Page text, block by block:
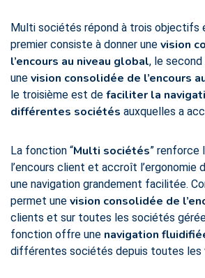
Multi sociétés répond à trois objectifs
premier consiste à donner une vision
l’encours au niveau global, le
une vision consolidée de l’encours
le troisième est de faciliter la
différentes sociétés auxquelles a
La fonction “Multi sociétés” renforce
l’encours client et accroît l’ergonomie
une navigation grandement facilitée.
permet une vision consolidée de
clients et sur toutes les sociétés
fonction offre une navigation
différentes sociétés depuis toutes les